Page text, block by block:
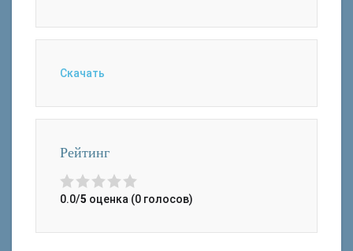
Скачать
Рейтинг
0.0/5 оценка (0 голосов)